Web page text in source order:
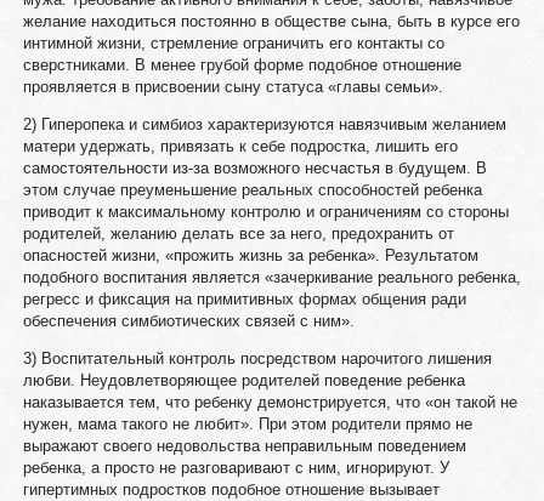
желание находиться постоянно в обществе сына, быть в курсе его
интимной жизни, стремление ограничить его контакты со
сверстниками. В менее грубой форме подобное отношение
проявляется в присвоении сыну статуса «главы семьи».
2) Гиперопека и симбиоз характеризуются навязчивым желанием
матери удержать, привязать к себе подростка, лишить его
самостоятельности из-за возможного несчастья в будущем. В
этом случае преуменьшение реальных способностей ребенка
приводит к максимальному контролю и ограничениям со стороны
родителей, желанию делать все за него, предохранить от
опасностей жизни, «прожить жизнь за ребенка». Результатом
подобного воспитания является «зачеркивание реального ребенка,
регресс и фиксация на примитивных формах общения ради
обеспечения симбиотических связей с ним».
3) Воспитательный контроль посредством нарочитого лишения
любви. Неудовлетворяющее родителей поведение ребенка
наказывается тем, что ребенку демонстрируется, что «он такой не
нужен, мама такого не любит». При этом родители прямо не
выражают своего недовольства неправильным поведением
ребенка, а просто не разговаривают с ним, игнорируют. У
гипертимных подростков подобное отношение вызывает